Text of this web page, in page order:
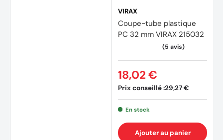
VIRAX
Coupe-tube plastique
PC 32 mm VIRAX 215032
Prix conseillé :29,27 €
18,02 €
En stock
Ajouter au panier